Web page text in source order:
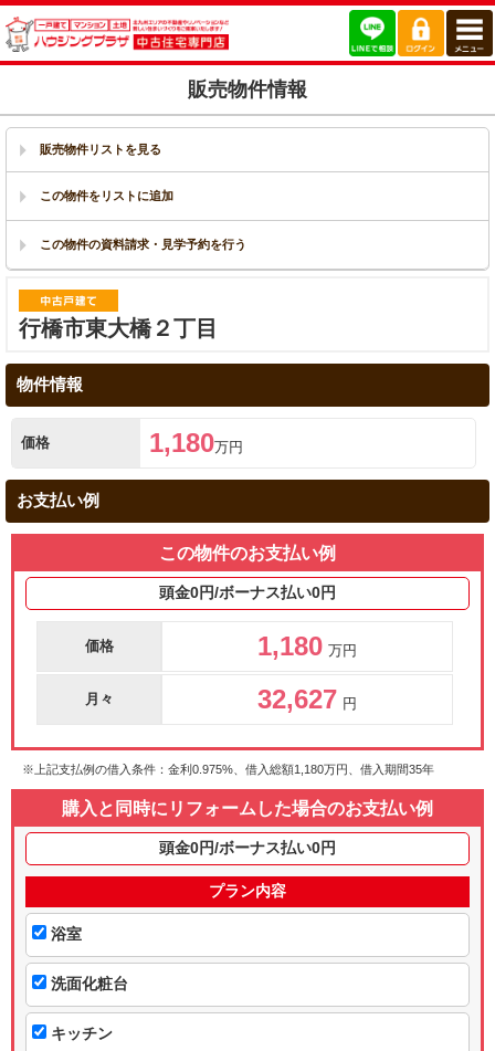
販売物件情報
販売物件リストを見る
行橋市東大橋２丁目
物件情報
価格 1,180万円
お支払い例
この物件のお支払い例
頭金0円/ボーナス払い0円
価格 1,180 万円
月々 32,627 円
※上記支払例の借入条件：金利0.975%、借入総額1,180万円、借入期間35年
購入と同時にリフォームした場合のお支払い例
頭金0円/ボーナス払い0円
プラン内容
浴室
洗面化粧台
キッチン